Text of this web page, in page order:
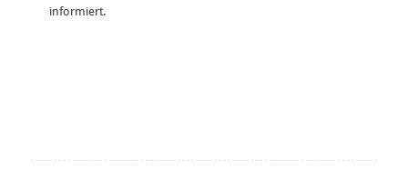
informiert.